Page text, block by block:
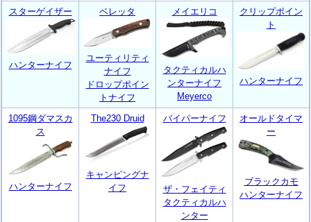
スターゲイザー
ハンターナイフ
ベレッタ
ユーティリティ
ナイフ
ドロップポイン
トナイフ
メイエリコ
タクティカルハ
ンターナイフ
Meyerco
クリップポイン
ト
ハンターナイフ
1095鋼ダマスカ
ス
ハンターナイフ
The230 Druid
キャンピングナ
イフ
バイパーナイフ
ザ・フェイティ
タクティカルハ
ンター
オールドタイマ
ー
ブラックカモ
ハンターナイフ